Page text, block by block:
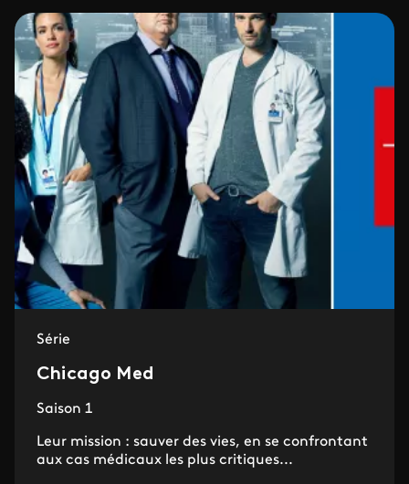
Série
Chicago Med
Saison 1
Leur mission : sauver des vies, en se confrontant
aux cas médicaux les plus critiques...